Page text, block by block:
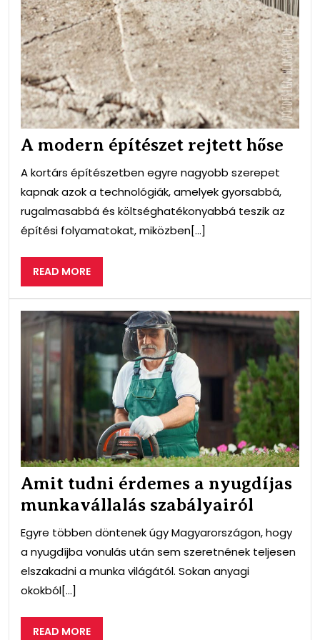
A modern építészet rejtett hőse
A kortárs építészetben egyre nagyobb szerepet
kapnak azok a technológiák, amelyek gyorsabbá,
rugalmasabbá és költséghatékonyabbá teszik az
építési folyamatokat, miközben[...]
READ MOREREAD
MORE
a
Amit tudni érdemes a nyugdíjas
munkavállalás szabályairól
Egyre többen döntenek úgy Magyarországon, hogy
a nyugdíjba vonulás után sem szeretnének teljesen
elszakadni a munka világától. Sokan anyagi
okokból[...]
READ MOREREAD